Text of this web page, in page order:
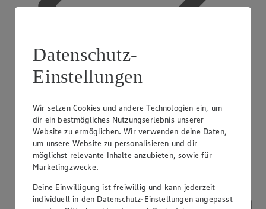
App Coupons
Datenschutz-
Einstellungen
Wir setzen Cookies und andere Technologien ein, um
dir ein bestmögliches Nutzungserlebnis unserer
Website zu ermöglichen. Wir verwenden deine Daten,
um unsere Website zu personalisieren und dir
möglichst relevante Inhalte anzubieten, sowie für
Marketingzwecke.
Deine Einwilligung ist freiwillig und kann jederzeit
individuell in den Datenschutz-Einstellungen angepasst